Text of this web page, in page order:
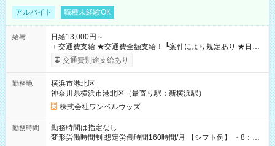
アルバイト 職種未経験OK
給与
日給13,000円～
＋交通費支給 ★交通費全額支給！ ┗案件により規定あり ★日払
いOK！（規定あり） ┗働いたその日に現金GET♪ お仕事後はコ
ンビニATMから 日払い分を引き落とせます！ 【試用期間】試
交通費別途支給あり
勤務地
横浜市港北区
神奈川県横浜市港北区（最寄り駅：新横浜駅）
株式会社ワンベルウッズ
勤務時間
勤務時間は指定なし
変形労働時間制 想定労働時間160時間/月 【シフト例】 ・8：00